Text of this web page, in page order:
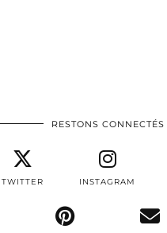
RESTONS CONNECTÉS
TWITTER INSTAGRAM